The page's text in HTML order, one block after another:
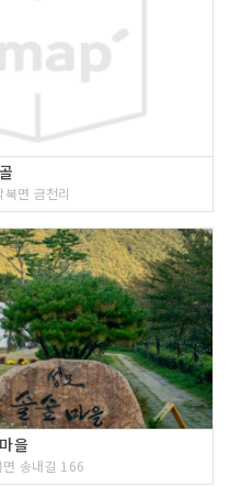
면 금천리
을
면 송내길 166